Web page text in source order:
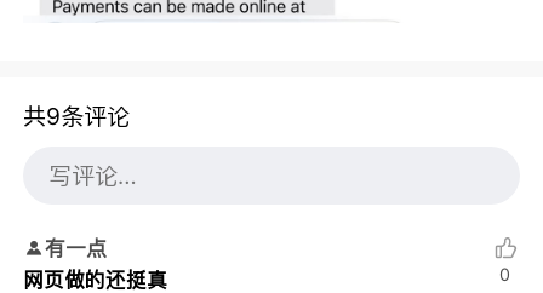
共9条评论
有一点
网页做的还挺真
0